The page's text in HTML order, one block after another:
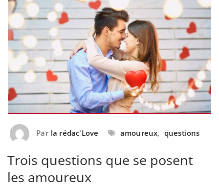
Par la rédac'Love amoureux, questions
Trois questions que se posent
les amoureux